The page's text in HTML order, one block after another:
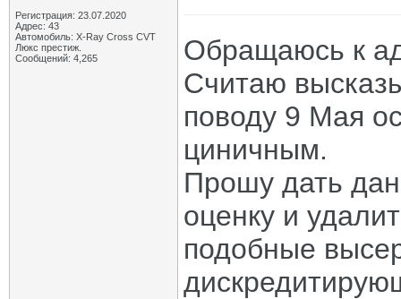
Регистрация: 23.07.2020
Адрес: 43
Автомобиль: X-Ray Cross CVT
Люкс престиж.
Сообщений: 4,265
Обращаюсь к
Считаю
поводу 9 Мая
циничным.
Прошу дать
оценку и
подобные